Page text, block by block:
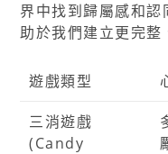
界中找到歸屬感和認
助於我們建立更完整
遊戲類型
三消遊戲
(Candy